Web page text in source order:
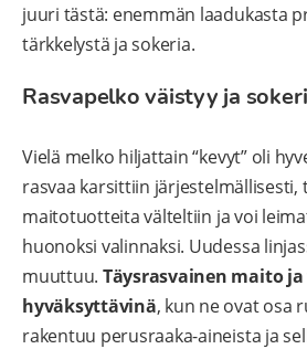
juuri tästä: enemmän laadukasta
tärkkelystä ja sokeria.
Rasvapelko väistyy ja
Vielä melko hiljattain “kevyt” oli
rasvaa karsittiin järjestelmällisesti,
maitotuotteita välteltiin ja voi
huonoksi valinnaksi. Uudessa
muuttuu. Täysrasvainen maito
hyväksyttävinä, kun ne ovat osa
rakentuu perusraaka-aineista ja